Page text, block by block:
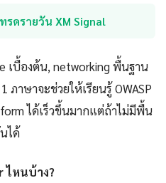
ดรายวัน XM Signal
เบื้องต้น, networking พื้นฐาน
าษาจะช่วยให้เรียนรู้ OWASP
ได้เร็วขึ้นมากแต่ถ้าไม่มีพื้น
ได้
ไหนบ้าง?